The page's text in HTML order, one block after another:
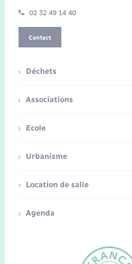
02 32 49 14 40
Contact
Déchets
Associations
Ecole
Urbanisme
Location de salle
Agenda